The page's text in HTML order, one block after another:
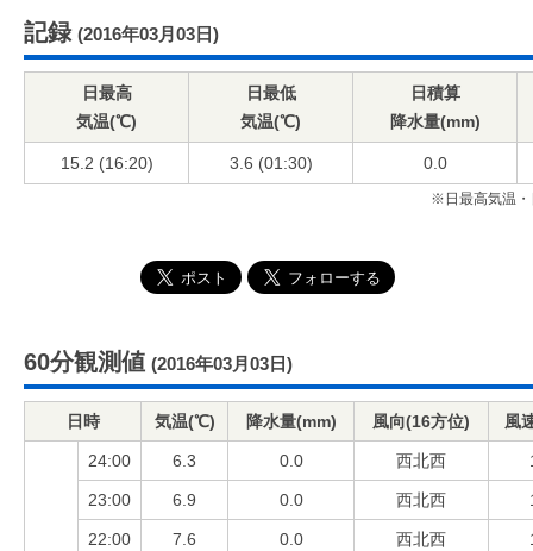
記録 (2016年03月03日)
日最高
気温(℃)
日最低
気温(℃)
日積算
降水量(mm)
15.2 (16:20) 3.6 (01:30) 0.0
※日最高気温・
60分観測値 (2016年03月03日)
日時 気温(℃) 降水量(mm) 風向(16方位) 風
24:00 6.3 0.0 西北西
23:00 6.9 0.0 西北西
22:00 7.6 0.0 西北西